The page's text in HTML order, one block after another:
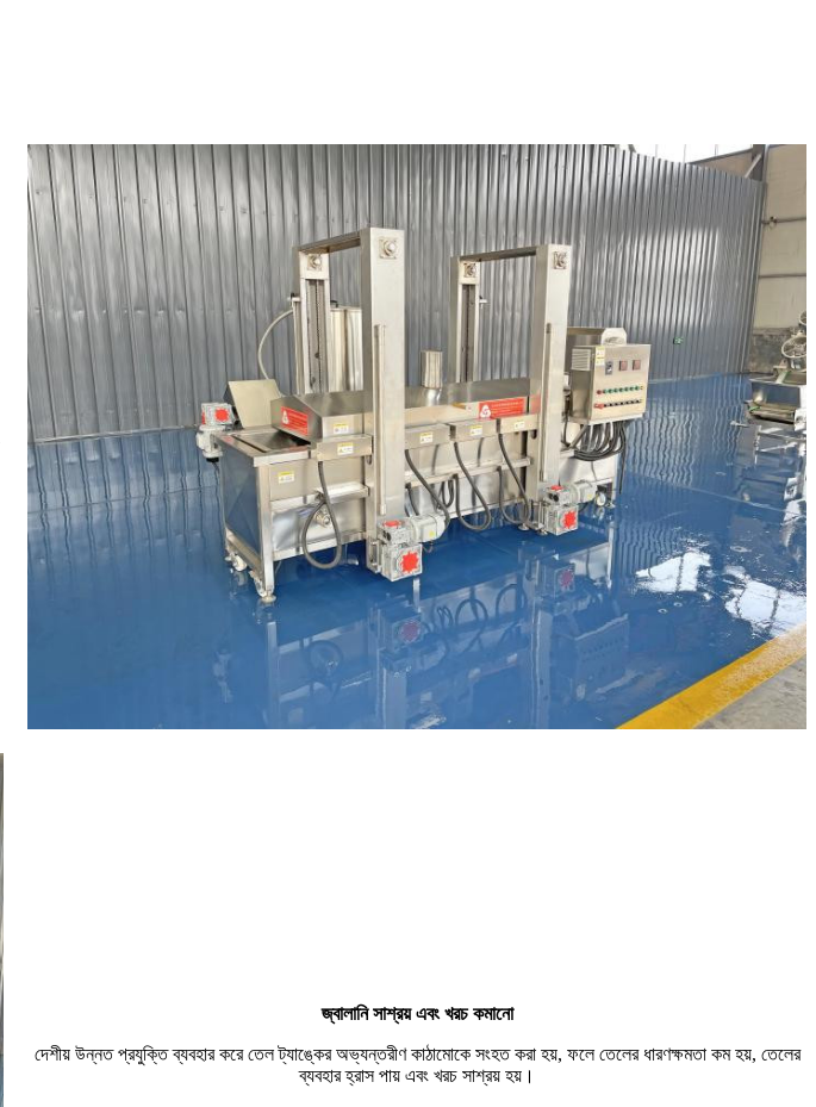
জ্বালানি সাশ্রয় এবং খরচ কমানো
দেশীয় উন্নত প্রযুক্তি ব্যবহার করে তেল ট্যাঙ্কের অভ্যন্তরীণ কাঠামোকে সংহত করা হয়, ফলে তেলের ধারণক্ষমতা কম হয়, তেলের
ব্যবহার হ্রাস পায় এবং খরচ সাশ্রয় হয়।